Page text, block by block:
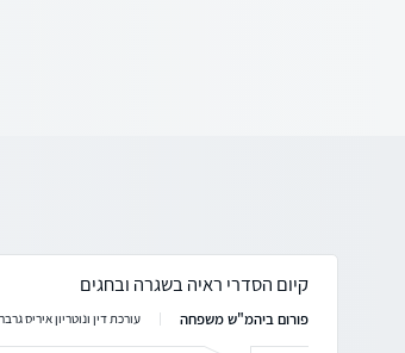
קיום הסדרי ראיה בשגרה ובחגים
פורום ביהמ"ש משפחה עורכת דין ונוטריון איריס גרבר